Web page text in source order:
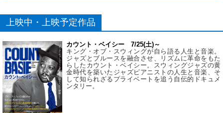
上映中・上映予定作品
カウント・ベイシー 7/25(土)～
キング・オブ・スウィングが自ら語る人生と音楽。
ジャズとブルースを融合させ、リズムに革命をもた
らしたカウント・ベイシー。スウィングジャズの黄
金時代を築いたジャズピアニストの人生と音楽、そ
して知られざるプライベートを追う自伝的ドキュメ
ンタリー。